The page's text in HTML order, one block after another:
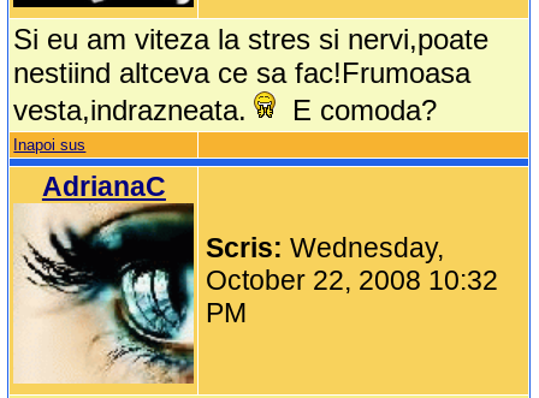
Si eu am viteza la stres si nervi,poate
nestiind altceva ce sa fac!Frumoasa
vesta,indrazneata.
E comoda?
Inapoi sus
AdrianaC
Scris:Wednesday,
October 22, 2008 10:32
PM